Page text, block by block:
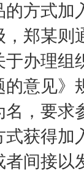
的方式加
，郑某则
于办理
的意见》
名，要求
式获得加
者间接以